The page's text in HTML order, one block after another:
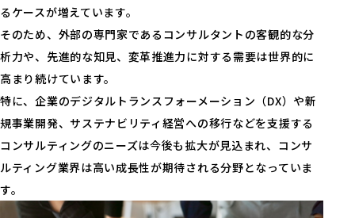
るケースが増えています。
そのため、外部の専門家であるコンサルタントの客観的な分
析力や、先進的な知見、変革推進力に対する需要は世界的に
高まり続けています。
特に、企業のデジタルトランスフォーメーション（DX）や新
規事業開発、サステナビリティ経営への移行などを支援する
コンサルティングのニーズは今後も拡大が見込まれ、コンサ
ルティング業界は高い成長性が期待される分野となっていま
す。